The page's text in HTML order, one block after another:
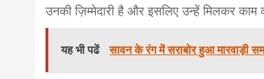
उनकी ज़िम्मेदारी है और इसलिए उन्हें मिलकर
यह भी पढें सावन के रंग में सराबोर हुआ मारवाड़ी